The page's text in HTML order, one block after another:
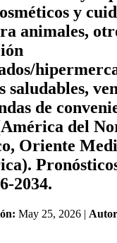
y
animales,
saludables,
de
del
Oriente
2034.
May 25, 2026 |